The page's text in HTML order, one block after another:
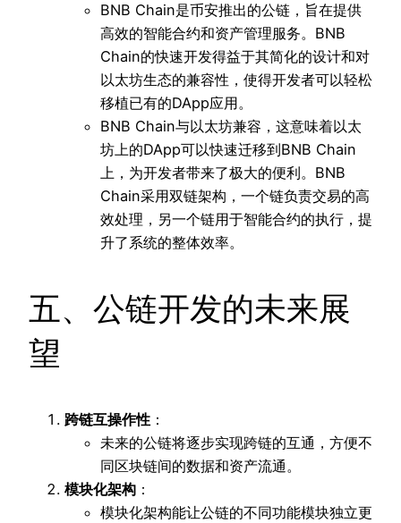
BNB Chain是币安推出的公链，旨在提供
高效的智能合约和资产管理服务。BNB
Chain的快速开发得益于其简化的设计和对
以太坊生态的兼容性，使得开发者可以轻松
移植已有的DApp应用。
BNB Chain与以太坊兼容，这意味着以太
坊上的DApp可以快速迁移到BNB Chain
上，为开发者带来了极大的便利。BNB
Chain采用双链架构，一个链负责交易的高
效处理，另一个链用于智能合约的执行，提
升了系统的整体效率。
五、公链开发的未来展
望
跨链互操作性 ：
未来的公链将逐步实现跨链的互通，方便不
同区块链间的数据和资产流通。
模块化架构 ：
模块化架构能让公链的不同功能模块独立更